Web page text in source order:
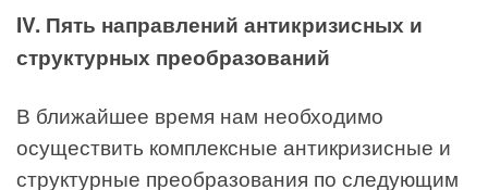
IV. Пять направлений антикризисных и
структурных преобразований
В ближайшее время нам необходимо
осуществить комплексные антикризисные и
структурные преобразования по следующим